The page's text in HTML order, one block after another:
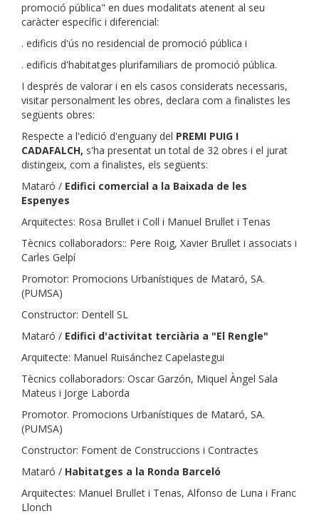
promoció pública" en dues modalitats atenent al seu
caràcter específic i diferencial:
. edificis d'ús no residencial de promoció pública i
. edificis d'habitatges plurifamiliars de promoció pública.
I després de valorar i en els casos considerats necessaris,
visitar personalment les obres, declara com a finalistes les
següents obres:
Respecte a l'edició d'enguany del PREMI PUIG I
CADAFALCH, s'ha presentat un total de 32 obres i el jurat
distingeix, com a finalistes, els següents:
Mataró / Edifici comercial a la Baixada de les
Espenyes
Arquitectes: Rosa Brullet i Coll i Manuel Brullet i Tenas
Tècnics col·laboradors:: Pere Roig, Xavier Brullet i associats i
Carles Gelpí
Promotor: Promocions Urbanístiques de Mataró, SA.
(PUMSA)
Constructor: Dentell SL
Mataró / Edifici d'activitat terciària a "El Rengle"
Arquitecte: Manuel Ruisánchez Capelastegui
Tècnics col·laboradors: Oscar Garzón, Miquel Àngel Sala
Mateus i Jorge Laborda
Promotor. Promocions Urbanístiques de Mataró, SA.
(PUMSA)
Constructor: Foment de Construccions i Contractes
Mataró / Habitatges a la Ronda Barceló
Arquitectes: Manuel Brullet i Tenas, Alfonso de Luna i Franc
Llonch